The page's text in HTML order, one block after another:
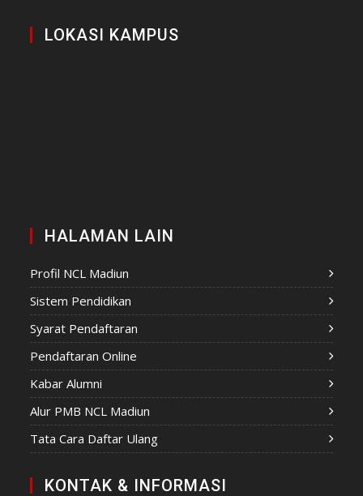
LOKASI KAMPUS
HALAMAN LAIN
Profil NCL Madiun
Sistem Pendidikan
Syarat Pendaftaran
Pendaftaran Online
Kabar Alumni
Alur PMB NCL Madiun
Tata Cara Daftar Ulang
KONTAK & INFORMASI